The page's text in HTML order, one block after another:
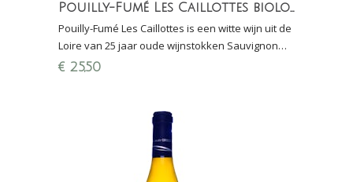
Pouilly-Fumé Les Caillottes biologisch (in conversie)
Pouilly-Fumé Les Caillottes is een witte wijn uit de
Loire van 25 jaar oude wijnstokken Sauvignon
Blanc. Loepzuiver, strak en mineraal.
€ 25,50